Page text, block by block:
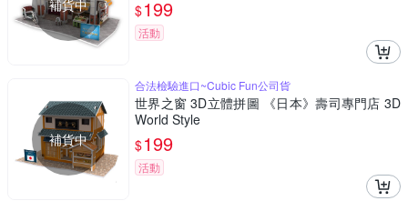
補貨中
$199
活動
補貨中
合法檢驗進口~Cubic Fun公司貨
世界之窗 3D立體拼圖 《日本》壽司專門店 3D
World Style
$199
活動